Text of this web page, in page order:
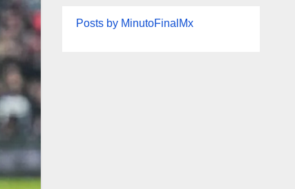
Posts by MinutoFinalMx